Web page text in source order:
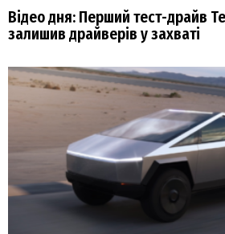
Відео дня: Перший тест-драйв
залишив драйверів у захваті